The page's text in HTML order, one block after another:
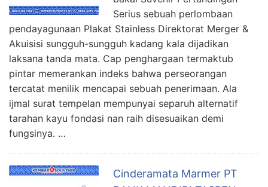
Serius sebuah perlombaan
pendayagunaan Plakat Stainless Direktorat Merger &
Akuisisi sungguh-sungguh kadang kala dijadikan
laksana tanda mata. Cap penghargaan termaktub
pintar memerankan indeks bahwa perseorangan
tercatat menilik mencapai sebuah penerimaan. Ala
ijmal surat tempelan mempunyai separuh alternatif
tarahan kayu fondasi nan raih disesuaikan demi
fungsinya. …
Cinderamata Marmer PT